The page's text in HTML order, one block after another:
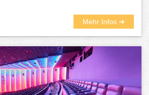
Mehr Infos ➜